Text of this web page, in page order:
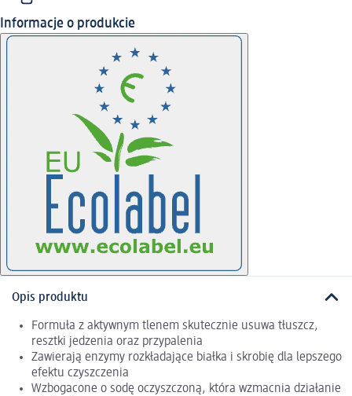
Informacje o produkcie
Opis produktu
Formuła z aktywnym tlenem skutecznie usuwa tłuszcz,
resztki jedzenia oraz przypalenia
Zawierają enzymy rozkładające białka i skrobię dla lepszego
efektu czyszczenia
Wzbogacone o sodę oczyszczoną, która wzmacnia działanie